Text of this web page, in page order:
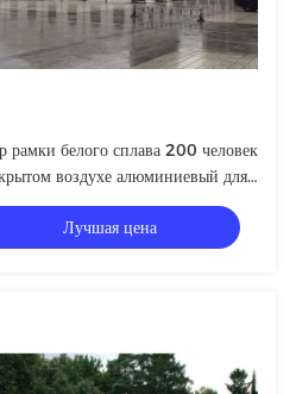
рамки белого сплава 200 человек
воздухе алюминиевый для
или другого события
Лучшая цена